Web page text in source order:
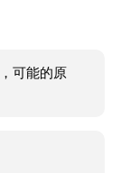
可能的原